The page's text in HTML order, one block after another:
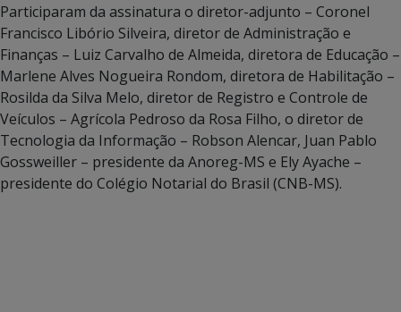
Participaram da assinatura o diretor-adjunto – Coronel
Francisco Libório Silveira, diretor de Administração e
Finanças – Luiz Carvalho de Almeida, diretora de Educação –
Marlene Alves Nogueira Rondom, diretora de Habilitação –
Rosilda da Silva Melo, diretor de Registro e Controle de
Veículos – Agrícola Pedroso da Rosa Filho, o diretor de
Tecnologia da Informação – Robson Alencar, Juan Pablo
Gossweiller – presidente da Anoreg-MS e Ely Ayache –
presidente do Colégio Notarial do Brasil (CNB-MS).